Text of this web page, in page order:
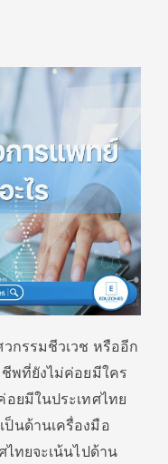
กรรมชีวเวช หรืออีก
พที่ยังไม่ค่อยมีใคร
ยมีในประเทศไทย
นด้านเครื่องมือ
ทยจะเน้นไปด้าน